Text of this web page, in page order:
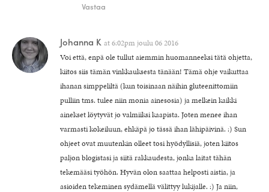
Vastaa
Johanna K at6:02pm joulu 06 2016
Voi että, enpä ole tullut aiemmin huomanneeksi tätä ohjetta,
kiitos siis tämän vinkkauksesta tänään! Tämä ohje vaikuttaa
ihanan simppeliltä (kun toisinaan näihin gluteenittomiin
pulliin tms. tulee niin monia ainesosia) ja melkein kaikki
ainekset löytyvät jo valmiiksi kaapista. Joten menee ihan
varmasti kokeiluun, ehkäpä jo tässä ihan lähipäivinä. :) Sun
ohjeet ovat muutenkin olleet tosi hyödyllisiä, joten kiitos
paljon blogistasi ja siitä rakkaudesta, jonka laitat tähän
tekemääsi työhön. Hyvän olon saattaa helposti aistia, ja
asioiden tekeminen sydämellä välittyy lukijalle. :) Ja niin,